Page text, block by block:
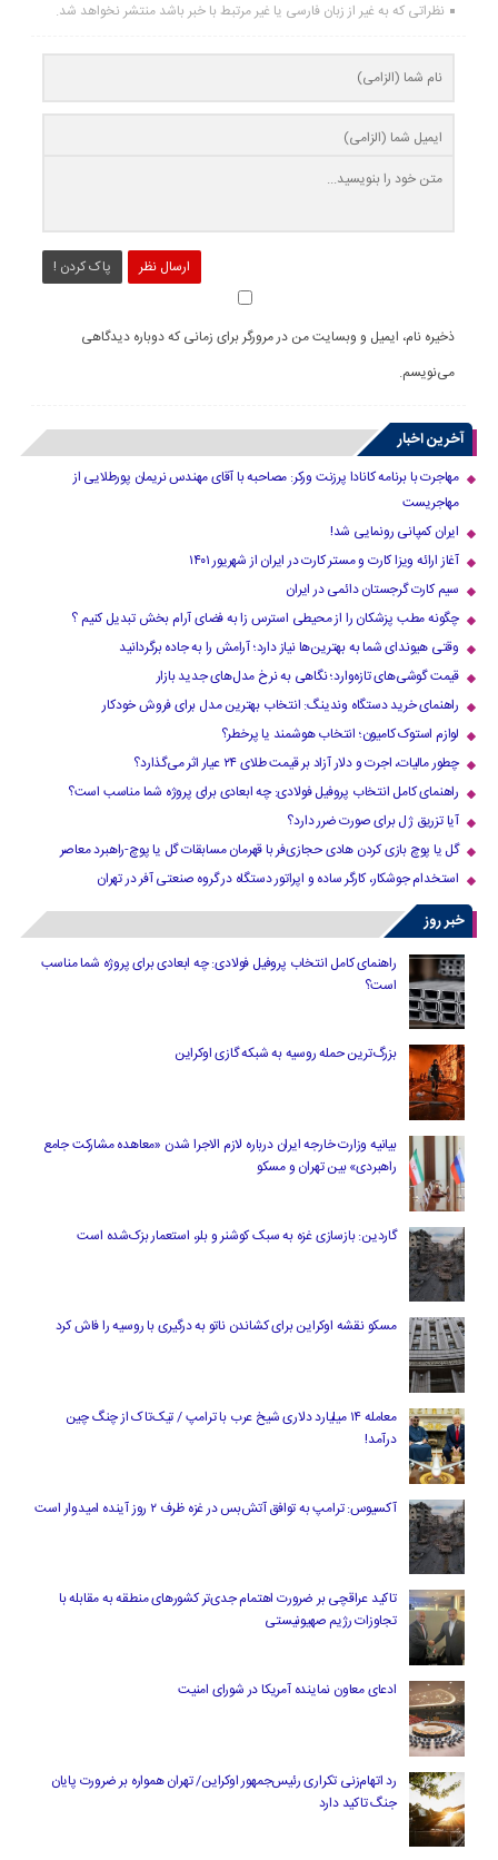
نظراتی که به غیر از زبان فارسی یا غیر مرتبط با خبر باشد منتشر نخواهد شد.
ارسال نظر پاک کردن !
ذخیره نام، ایمیل و وبسایت من در مرورگر برای زمانی که دوباره دیدگاهی
می‌نویسم.
آخرین اخبار
مهاجرت با برنامه کانادا پرزنت ورکر: مصاحبه با آقای مهندس نریمان پورطلایی از
مهاجریست
ایران کمپانی رونمایی شد!
آغاز ارائه ویزا کارت و مستر کارت در ایران از شهریور ۱۴۰۱
سیم کارت گرجستان دائمی در ایران
چگونه مطب پزشکان را از محیطی استرس زا به فضای آرام بخش تبدیل کنیم ؟
وقتی هیوندای شما به بهترین‌ها نیاز دارد؛ آرامش را به جاده برگردانید
قیمت گوشی‌های تازه‌وارد؛ نگاهی به نرخ مدل‌های جدید بازار
راهنمای خرید دستگاه وندینگ: انتخاب بهترین مدل برای فروش خودکار
لوازم استوک کامیون؛ انتخاب هوشمند یا پرخطر؟
چطور مالیات، اجرت و دلار آزاد بر قیمت طلای ۲۴ عیار اثر می‌گذارد؟
راهنمای کامل انتخاب پروفیل فولادی: چه ابعادی برای پروژه شما مناسب است؟
آیا تزریق ژل برای صورت ضرر دارد​؟
گل یا پوچ بازی کردن هادی حجازی‌فر با قهرمان مسابقات گل یا پوچ-راهبرد معاصر
استخدام جوشکار، کارگر ساده و اپراتور دستگاه در گروه صنعتی آفر در تهران
خبر روز
راهنمای کامل انتخاب پروفیل فولادی: چه ابعادی برای پروژه شما مناسب
است؟
بزرگ‌ترین حمله روسیه به شبکه گازی اوکراین
بیانیه وزارت خارجه ایران درباره لازم‌ الاجرا شدن «معاهده مشارکت جامع
راهبردی» بین تهران و مسکو
گاردین: بازسازی غزه به سبک کوشنر و بلر، استعمار بزک‌شده است
مسکو نقشه اوکراین برای کشاندن ناتو به درگیری با روسیه را فاش کرد
معامله ۱۴ میلیارد دلاری شیخ عرب با ترامپ / تیک‌تاک از چنگ چین
درآمد!
آکسیوس: ترامپ به توافق آتش‌بس در غزه ظرف ۲ روز آینده امیدوار است
تاکید عراقچی بر ضرورت اهتمام جدی‌تر کشورهای منطقه به مقابله با
تجاوزات رژیم صهیونیستی
ادعای معاون نماینده آمریکا در شورای امنیت
رد اتهام‌زنی تکراری رئیس‌جمهور اوکراین/ تهران همواره بر ضرورت پایان
جنگ تاکید دارد